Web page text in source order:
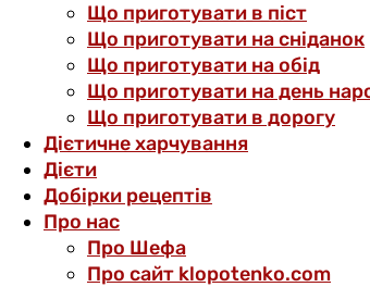
Що приготувати в піст
Що приготувати на сніданок
Що приготувати на обід
Що приготувати на день
Що приготувати в дорогу
Дієтичне харчування
Дієти
Добірки рецептів
Про нас
Про Шефа
Про сайт klopotenko.com